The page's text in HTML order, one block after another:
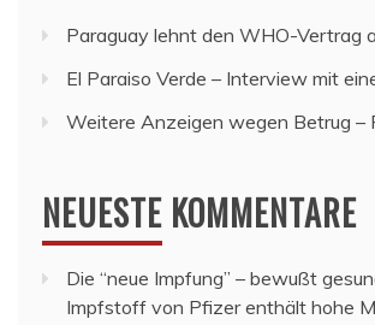
Paraguay lehnt den WHO-Vertrag
El Paraiso Verde – Interview mit
Weitere Anzeigen wegen Betrug –
NEUESTE KOMMENTARE
Die “neue Impfung” – bewußt
Impfstoff von Pfizer enthält hohe